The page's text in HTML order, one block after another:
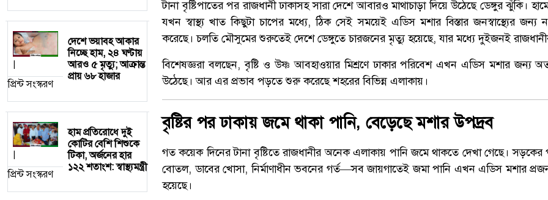
|
প্রিন্ট সংস্করণ
দেশে ভয়াবহ আকার
নিচ্ছে হাম, ২৪ ঘণ্টায়
আরও ৫ মৃত্যু; আক্রান্ত
প্রায় ৬৮ হাজার
|
প্রিন্ট সংস্করণ
হাম প্রতিরোধে দুই
কোটির বেশি শিশুকে
টিকা, অর্জনের হার
১২২ শতাংশ: স্বাস্থ্যমন্ত্রী
টানা বৃষ্টিপাতের পর রাজধানী ঢাকাসহ সারা দেশে আবারও মাথাচাড়া দিয়ে উঠেছে ডেঙ্গুর ঝুঁকি।
যখন স্বাস্থ্য খাত কিছুটা চাপের মধ্যে, ঠিক সেই সময়েই এডিস মশার বিস্তার জনস্বাস্থ্যের জন্য
করেছে। চলতি মৌসুমের শুরুতেই দেশে ডেঙ্গুতে চারজনের মৃত্যু হয়েছে, যার মধ্যে দুইজনই রাজধানীর
বিশেষজ্ঞরা বলছেন, বৃষ্টি ও উষ্ণ আবহাওয়ার মিশ্রণে ঢাকার পরিবেশ এখন এডিস মশার জন্য
উঠেছে। আর এর প্রভাব পড়তে শুরু করেছে শহরের বিভিন্ন এলাকায়।
বৃষ্টির পর ঢাকায় জমে থাকা পানি, বেড়েছে মশার উপদ্রব
গত কয়েক দিনের টানা বৃষ্টিতে রাজধানীর অনেক এলাকায় পানি জমে থাকতে দেখা গেছে। সড়কের
বোতল, ডাবের খোসা, নির্মাণাধীন ভবনের গর্ত—সব জায়গাতেই জমা পানি এখন এডিস মশার
হয়েছে।